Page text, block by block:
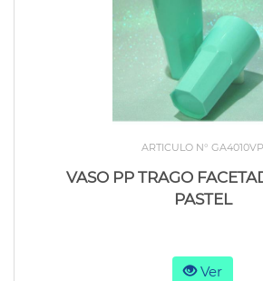
ARTICULO N° GA4010VP
VASO PP TRAGO
PASTEL
Ver